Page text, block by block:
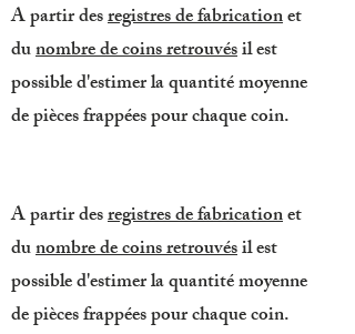
A partir desregistres de fabricationet
dunombre de coins retrouvésil est
possible d'estimer la quantité moyenne
de pièces frappées pour chaque coin.
A partir desregistres de fabricationet
dunombre de coins retrouvésil est
possible d'estimer la quantité moyenne
de pièces frappées pour chaque coin.